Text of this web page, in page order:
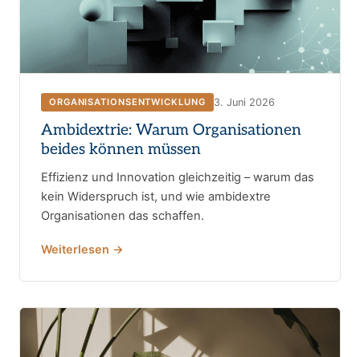
ORGANISATIONSENTWICKLUNG 3. Juni 2026
Ambidextrie: Warum Organisationen
beides können müssen
Effizienz und Innovation gleichzeitig – warum das
kein Widerspruch ist, und wie ambidextre
Organisationen das schaffen.
Weiterlesen →